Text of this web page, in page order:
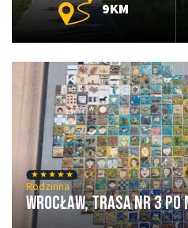
9KM
Rodzinna
Wrocław, Trasa nr 3 Po